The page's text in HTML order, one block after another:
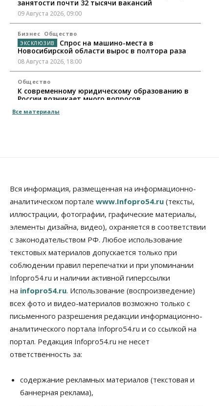
занятости почти 32 тысячи вакансий
09 Августа 2026, 09:00
Бизнес Общество
Спрос на машино-места в
Новосибирской области вырос в полтора раза
08 Августа 2026, 18:00
Общество
К современному юридическому образованию в
России возникает много вопросов
08 Августа 2026, 17:00
Искусственный интеллект впервые выписал
штраф за борщевик
08 Августа 2026, 15:00
Авто
Продажи подержанных электромобилей в
Новосибирской области растут второй месяц
08 Августа 2026, 13:00
Детские центры Новосибирска
перегибают с «педагогикой успеха», считает
психолог
08 Августа 2026, 11:00
Бизнес Общество
Союз продавцов маркетплейсов
обратился в правительство РФ из-за атак на WB
08 Августа 2026, 10:00
Общество
Новосибирцы будут получать квитанции за ЖКУ
по-новому
Все материалы
Вся информация, размещенная на информационно-
аналитическом портале www.Infopro54.ru (тексты,
иллюстрации, фотографии, графические материалы,
элементы дизайна, видео), охраняется в соответствии
с законодательством РФ. Любое использование
текстовых материалов допускается только при
соблюдении правил перепечатки и при упоминании
Infopro54.ru и наличии активной гиперссылки
на infopro54.ru. Использование (воспроизведение)
всех фото и видео-материалов возможно только с
письменного разрешения редакции информационно-
аналитического портала Infopro54.ru и со ссылкой на
портал. Редакция Infopro54.ru не несет
ответственность за:
содержание рекламных материалов (текстовая и
баннерная реклама),